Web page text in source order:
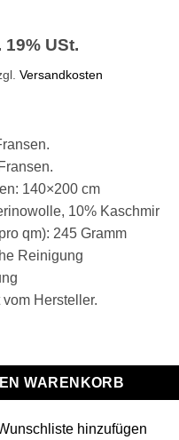
19% USt.
Versandkosten
140×200 cm
10% Kaschmir
qm): 245 Gramm
Reinigung
Hersteller.
90 % Merinowolle,10%
WARENKORB
hinzufügen